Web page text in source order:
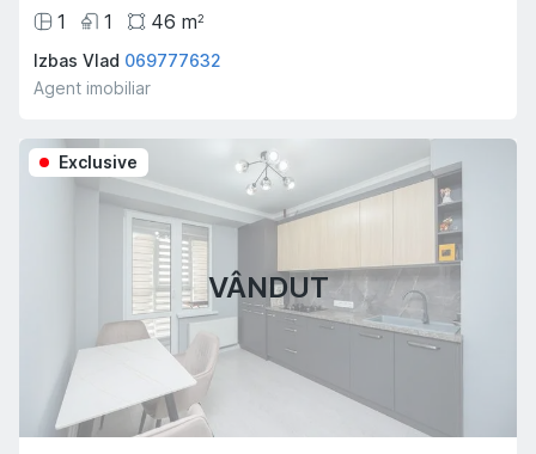
1
1 46 m2
Izbas Vlad 069777632
Agent imobiliar
VÂNDUT
Exclusive